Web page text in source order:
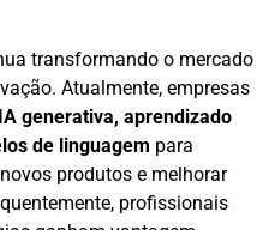
transformando o mercado
Atualmente, empresas
IA generativa, aprendizado
de linguagem para
produtos e melhorar
profissionais